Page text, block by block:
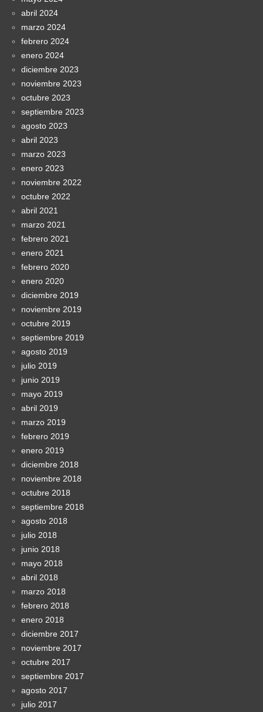
abril 2024
marzo 2024
febrero 2024
enero 2024
diciembre 2023
noviembre 2023
octubre 2023
septiembre 2023
agosto 2023
abril 2023
marzo 2023
enero 2023
noviembre 2022
octubre 2022
abril 2021
marzo 2021
febrero 2021
enero 2021
febrero 2020
enero 2020
diciembre 2019
noviembre 2019
octubre 2019
septiembre 2019
agosto 2019
julio 2019
junio 2019
mayo 2019
abril 2019
marzo 2019
febrero 2019
enero 2019
diciembre 2018
noviembre 2018
octubre 2018
septiembre 2018
agosto 2018
julio 2018
junio 2018
mayo 2018
abril 2018
marzo 2018
febrero 2018
enero 2018
diciembre 2017
noviembre 2017
octubre 2017
septiembre 2017
agosto 2017
julio 2017